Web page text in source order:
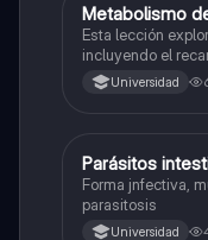
Biologia
Metabolismo
Esta lección
incluyendo el
nitrógeno, el
aminoácidos, y el
Universidad
Biologia
Parásitos
Forma jnfectiva,
parasitosis
Universidad